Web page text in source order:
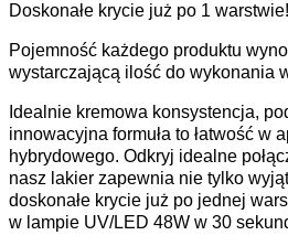
Doskonałe krycie już po 1 warstwie!
Pojemność każdego produktu
wystarczającą ilość do wykonania
Idealnie kremowa konsystencja,
innowacyjna formuła to łatwość w
hybrydowego. Odkryj idealne
nasz lakier zapewnia nie tylko
doskonałe krycie już po jednej
w lampie UV/LED 48W w 30